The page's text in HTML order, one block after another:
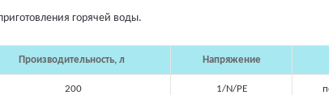
горячей воды.
Производительность, л Напряжение
200 1/N/PE